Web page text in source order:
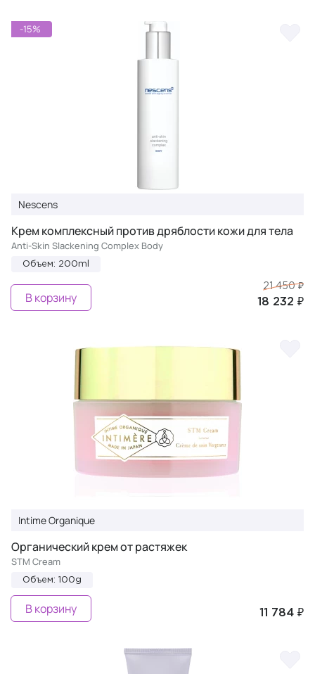
-15%
Nescens
Крем комплексный против дряблости кожи для тела
Anti-Skin Slackening Complex Body
Объем: 200ml
21 450 ₽
18 232 ₽
В корзину
Intime Organique
Органический крем от растяжек
STM Cream
Объем: 100g
11 784 ₽
В корзину